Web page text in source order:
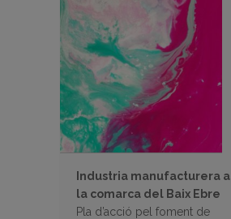
Industria manufacturera a
la comarca del Baix Ebre
Pla d’acció pel foment de